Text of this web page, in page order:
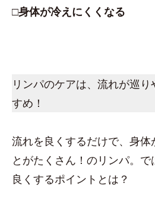
□身体が冷えにくくなる
リンパのケアは、流れが巡
すめ！
流れを良くするだけで、身体
とがたくさん！のリンパ。
良くするポイントとは？